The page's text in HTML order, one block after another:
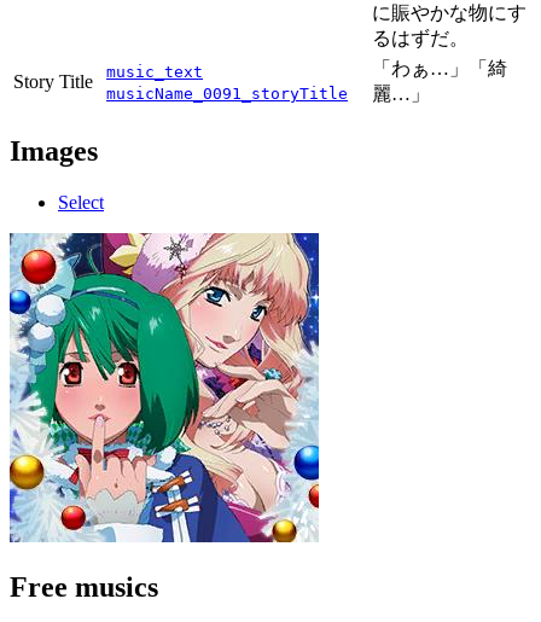
に賑やかな物にす
るはずだ。
Story Title
music_text
musicName_0091_storyTitle
「わぁ…」「綺
麗…」
Images
Select
Free musics